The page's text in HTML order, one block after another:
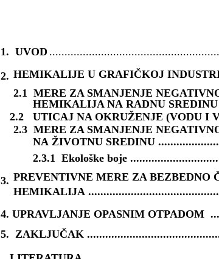
1. UVOD
2. HEMIKALIJE U GRAFIČKOJ
2.1 MERE ZA
HEMIKALIJA NA RADNU
2.2 UTICAJ NA OKRUŽENJE (VODU I
2.3 MERE ZA SMANJENJE
NA ŽIVOTNU SREDINU
2.3.1 Ekološke boje
3. PREVENTIVNE MERE ZA
HEMIKALIJA
4. UPRAVLJANJE OPASNIM OTPADOM
5. ZAKLJUČAK